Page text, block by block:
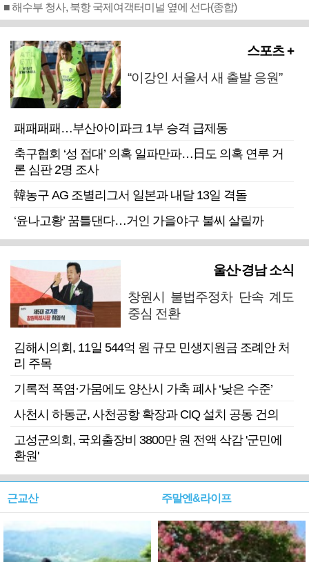
■ 해수부 청사, 북항 국제여객터미널 옆에 선다(종합)
스포츠 +
“이강인 서울서 새 출발 응원”
패패패패…부산아이파크 1부 승격 급제동
축구협회 ‘성 접대’ 의혹 일파만파…日도 의혹 연루 거
론 심판 2명 조사
韓농구 AG 조별리그서 일본과 내달 13일 격돌
‘윤나고황’ 꿈틀댄다…거인 가을야구 불씨 살릴까
울산·경남 소식
창원시 불법주정차 단속 계도
중심 전환
김해시의회, 11일 544억 원 규모 민생지원금 조례안 처
리 주목
기록적 폭염·가뭄에도 양산시 가축 폐사 ‘낮은 수준’
사천시 하동군, 사천공항 확장과 CIQ 설치 공동 건의
고성군의회, 국외출장비 3800만 원 전액 삭감 '군민에
환원'
근교산 주말엔&라이프